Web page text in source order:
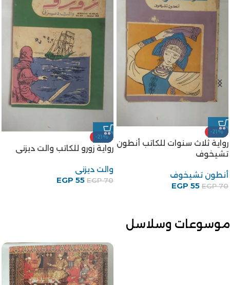
-21%
رواية ثلاث سنوات للكاتب أنطون
تشيخوف
أنطون تشيخوف
EGP70
EGP 55
-21%
رواية زورو للكاتب والت ديزنى
والت ديزنى
EGP70
EGP 55
موسوعات وسلاسل